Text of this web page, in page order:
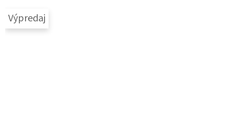
Výpredaj